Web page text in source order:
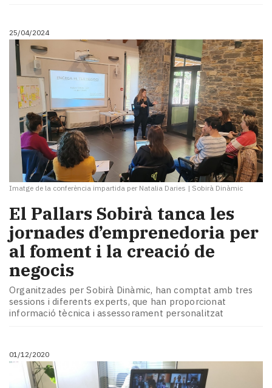
del
Pallars
Contingut
patrocinat
Lo
més
llegit...
Editorial
25/04/2024
Imatge de la conferència impartida per Natalia Daries | Sobirà Dinàmic
El Pallars Sobirà tanca les
jornades d’emprenedoria per
al foment i la creació de
negocis
Organitzades per Sobirà Dinàmic, han comptat amb tres
sessions i diferents experts, que han proporcionat
informació tècnica i assessorament personalitzat
01/12/2020